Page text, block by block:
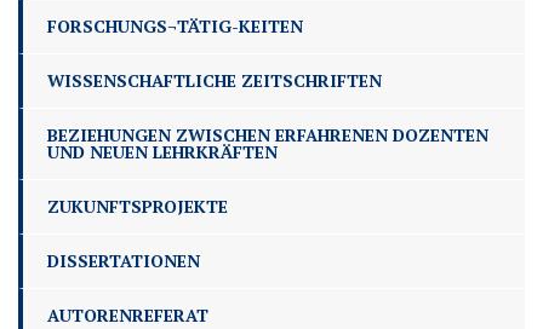
FORSCHUNGS¬TÄTIG-KEITEN
WISSENSCHAFTLICHE ZEITSCHRIFTEN
BEZIEHUNGEN ZWISCHEN ERFAHRENEN DOZENTEN
UND NEUEN LEHRKRÄFTEN
ZUKUNFTSPROJEKTE
DISSERTATIONEN
AUTORENREFERAT